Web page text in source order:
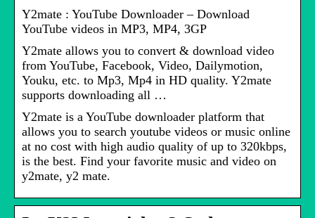
Y2mate : YouTube Downloader – Download
YouTube videos in MP3, MP4, 3GP
Y2mate allows you to convert & download video
from YouTube, Facebook, Video, Dailymotion,
Youku, etc. to Mp3, Mp4 in HD quality. Y2mate
supports downloading all …
Y2mate is a YouTube downloader platform that
allows you to search youtube videos or music online
at no cost with high audio quality of up to 320kbps,
is the best. Find your favorite music and video on
y2mate, y2 mate.